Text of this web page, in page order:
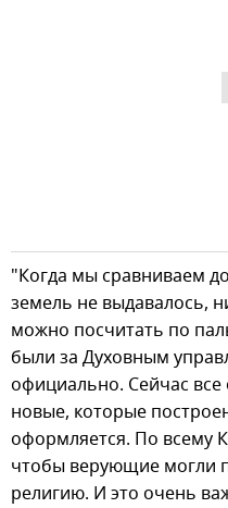
"Когда мы сравниваем
земель не выдавалось,
можно посчитать по
были за Духовным
официально. Сейчас все
новые, которые
оформляется. По всему
чтобы верующие могли
религию. И это очень